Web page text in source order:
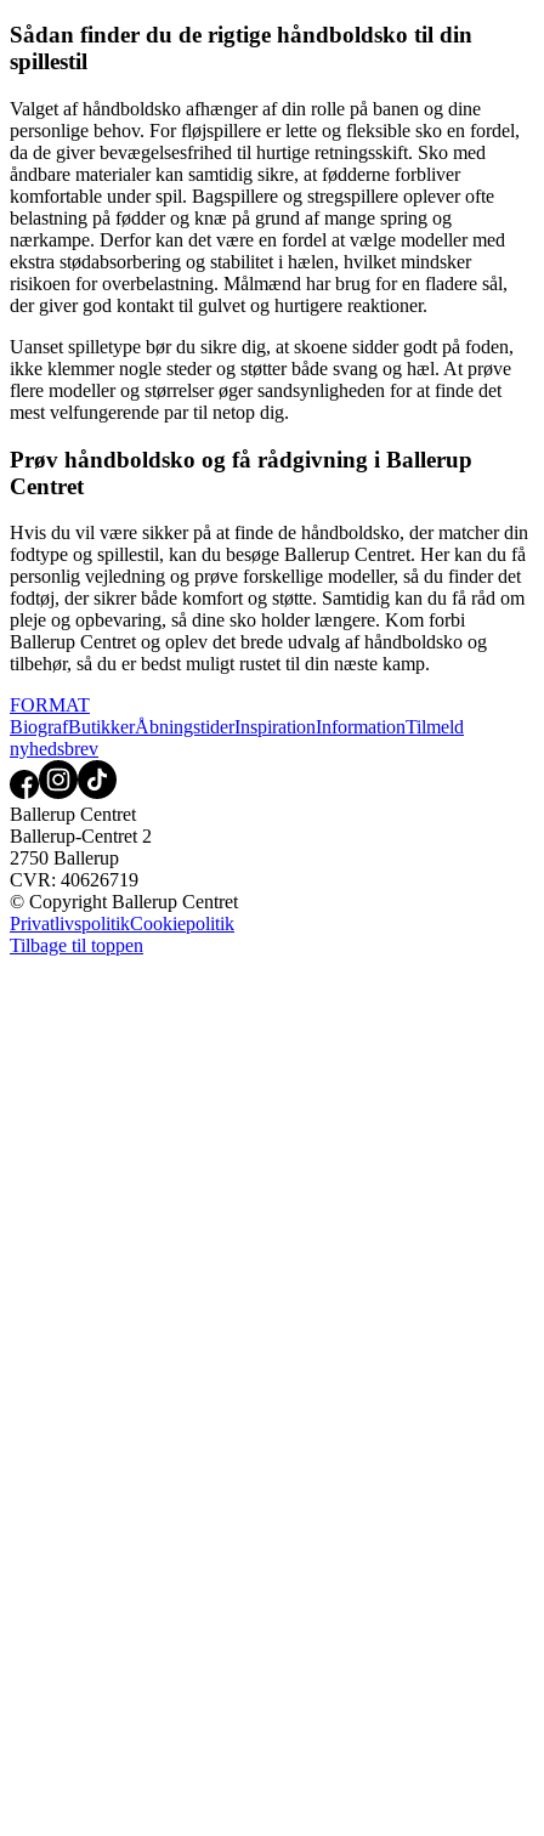
Sådan finder du de rigtige håndboldsko til din
spillestil
Valget af håndboldsko afhænger af din rolle på banen og dine
personlige behov. For fløjspillere er lette og fleksible sko en fordel,
da de giver bevægelsesfrihed til hurtige retningsskift. Sko med
åndbare materialer kan samtidig sikre, at fødderne forbliver
komfortable under spil. Bagspillere og stregspillere oplever ofte
belastning på fødder og knæ på grund af mange spring og
nærkampe. Derfor kan det være en fordel at vælge modeller med
ekstra stødabsorbering og stabilitet i hælen, hvilket mindsker
risikoen for overbelastning. Målmænd har brug for en fladere sål,
der giver god kontakt til gulvet og hurtigere reaktioner.
Uanset spilletype bør du sikre dig, at skoene sidder godt på foden,
ikke klemmer nogle steder og støtter både svang og hæl. At prøve
flere modeller og størrelser øger sandsynligheden for at finde det
mest velfungerende par til netop dig.
Prøv håndboldsko og få rådgivning i Ballerup
Centret
Hvis du vil være sikker på at finde de håndboldsko, der matcher din
fodtype og spillestil, kan du besøge Ballerup Centret. Her kan du få
personlig vejledning og prøve forskellige modeller, så du finder det
fodtøj, der sikrer både komfort og støtte. Samtidig kan du få råd om
pleje og opbevaring, så dine sko holder længere. Kom forbi
Ballerup Centret og oplev det brede udvalg af håndboldsko og
tilbehør, så du er bedst muligt rustet til din næste kamp.
FORMAT
BiografButikkerÅbningstiderInspirationInformationTilmeld
nyhedsbrev
Ballerup Centret
Ballerup-Centret 2
2750 Ballerup
CVR: 40626719
© Copyright Ballerup Centret
PrivatlivspolitikCookiepolitik
Tilbage til toppen